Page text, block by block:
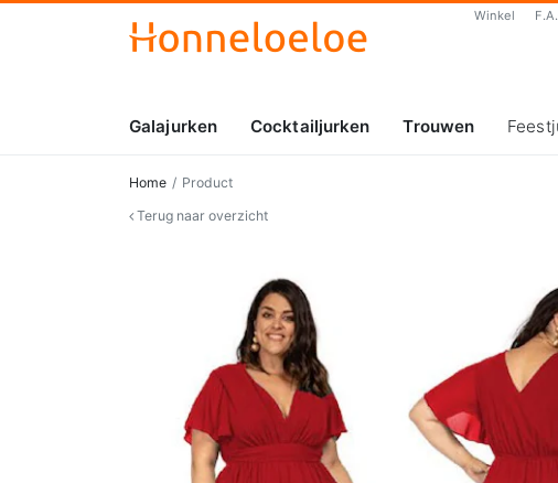
Winkel
Galajurken Cocktailjurken Trouwen
Home
Product
Terug naar overzicht